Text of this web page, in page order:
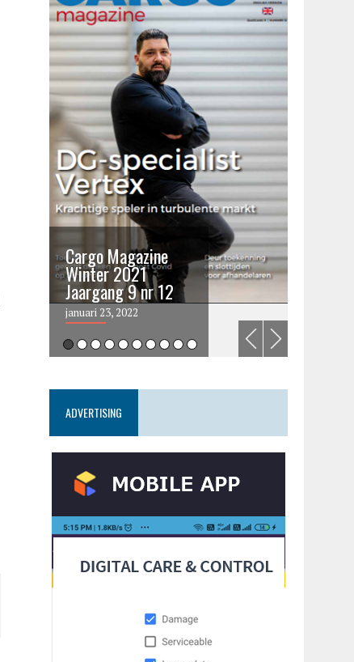
Cargo Magazine
Winter 2021
Jaargang 9 nr 12
januari 23, 2022
ADVERTISING